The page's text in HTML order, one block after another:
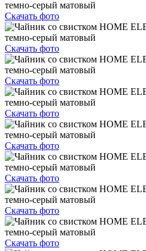
Скачать фото
Скачать фото
Скачать фото
Скачать фото
Скачать фото
Скачать фото
Скачать фото
Скачать фото